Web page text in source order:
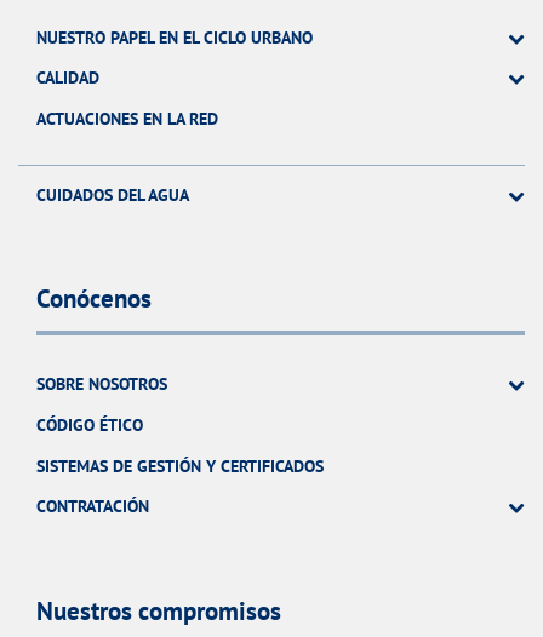
NUESTRO PAPEL EN EL CICLO URBANO
CALIDAD
ACTUACIONES EN LA RED
CUIDADOS DEL AGUA
Conócenos
SOBRE NOSOTROS
CÓDIGO ÉTICO
SISTEMAS DE GESTIÓN Y CERTIFICADOS
CONTRATACIÓN
Nuestros compromisos